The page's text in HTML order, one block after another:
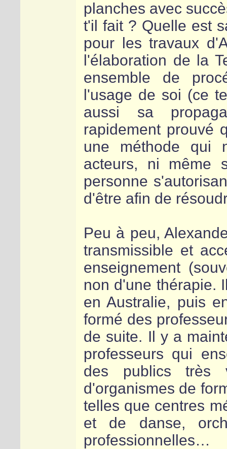
planches avec
t'il fait ? Quelle est
pour les travaux
l'élaboration de la
ensemble de
l'usage de soi (ce
aussi sa
rapidement prouvé
une méthode qui
acteurs, ni même
personne
d'être afin de
Peu à peu,
transmissible et
enseignement
non d'une thérapie.
en Australie, puis
formé des
de suite. Il y a
professeurs qui
des publics très
d'organismes de
telles que centres
et de danse,
professionnelles…